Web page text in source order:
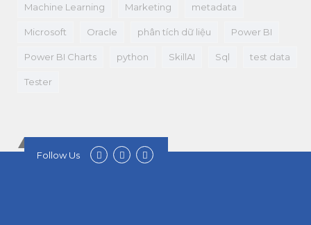
Machine Learning Marketing metadata
Microsoft Oracle phân tích dữ liệu Power BI
Power BI Charts python SkillAI Sql test data
Tester
Follow Us